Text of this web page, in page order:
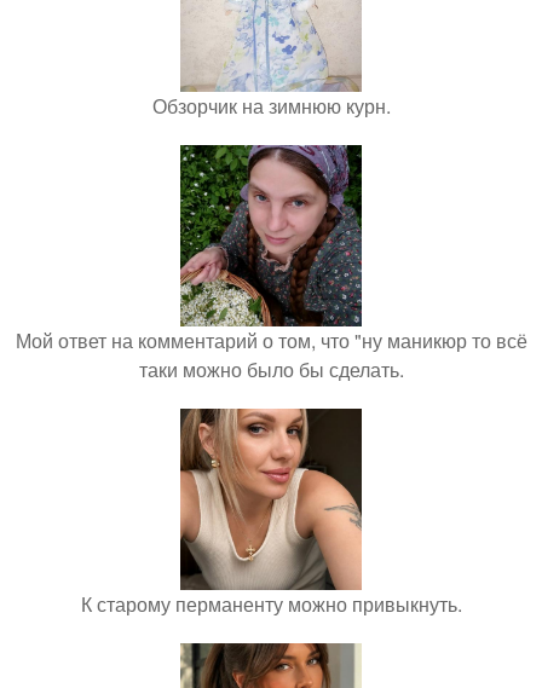
Обзорчик на зимнюю курн.
Мой ответ на комментарий о том, что "ну маникюр то всё
таки можно было бы сделать.
К старому перманенту можно привыкнуть.